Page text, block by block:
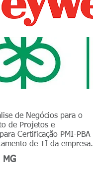
de Negócios para o
de Projetos e
Certificação PMI-PBA
de TI da empresa.
MG